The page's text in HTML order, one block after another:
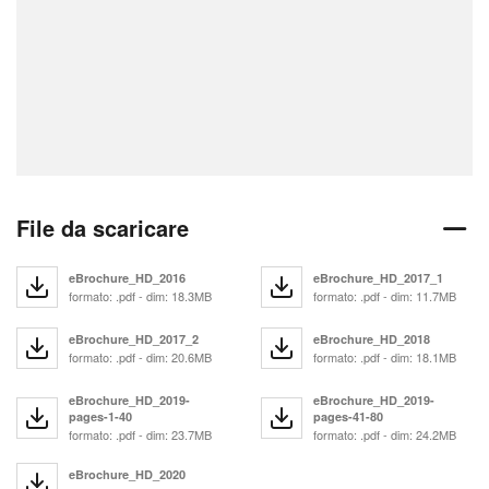
File da scaricare
eBrochure_HD_2016
formato: .pdf - dim: 18.3MB
eBrochure_HD_2017_1
formato: .pdf - dim: 11.7MB
eBrochure_HD_2017_2
formato: .pdf - dim: 20.6MB
eBrochure_HD_2018
formato: .pdf - dim: 18.1MB
eBrochure_HD_2019-
pages-1-40
formato: .pdf - dim: 23.7MB
eBrochure_HD_2019-
pages-41-80
formato: .pdf - dim: 24.2MB
eBrochure_HD_2020